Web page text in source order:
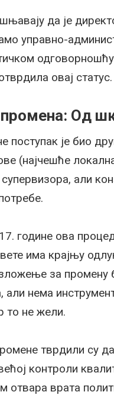
да је
управно-
овај статус.
промена: Од
поступак је био
(најчешће
али
године ова
има крајњу
за промену
али нема
то не жели.
тврдили су
контроли
отвара врата